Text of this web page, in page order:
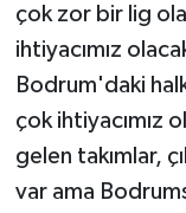
çok zor bir lig
ihtiyacımız
Bodrum'daki
çok ihtiyacımız
gelen takımlar,
var ama